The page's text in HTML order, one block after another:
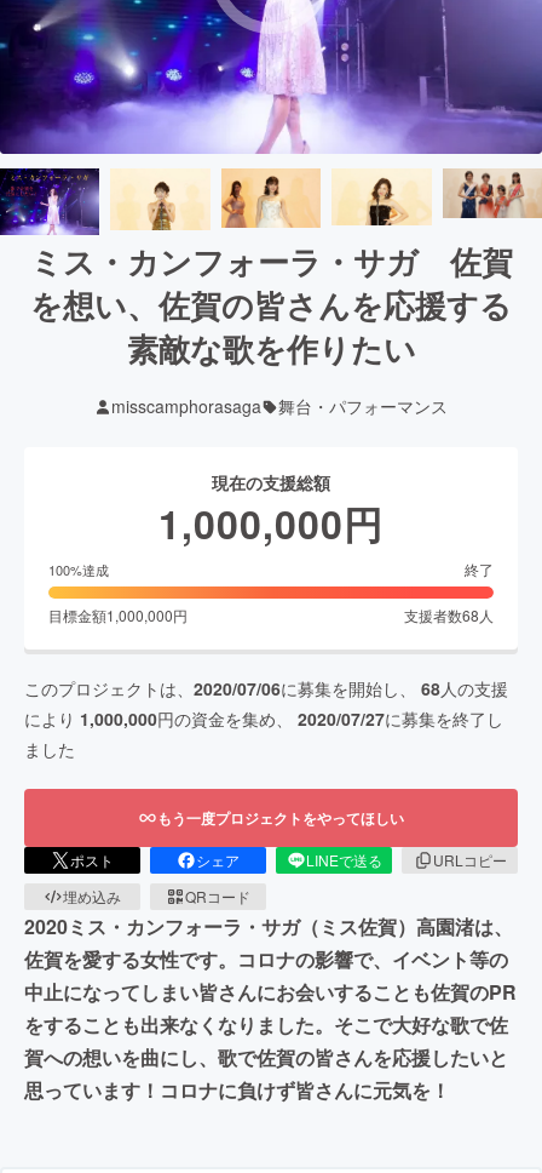
ミス・カンフォーラ・サガ 佐賀
を想い、佐賀の皆さんを応援する
素敵な歌を作りたい
misscamphorasaga 舞台・パフォーマンス
現在の支援総額
1,000,000円
100%達成 終了
目標金額1,000,000円 支援者数68 人
このプロジェクトは、 2020/07/06に募集を開始し、 68人の支援
により 1,000,000円の資金を集め、 2020/07/27に募集を終了し
ました
もう一度プロジェクトをやってほしい
ポスト シェア LINEで送る
URLコピー
埋め込み
QRコード
2020ミス・カンフォーラ・サガ（ミス佐賀）高園渚は、
佐賀を愛する女性です。コロナの影響で、イベント等の
中止になってしまい皆さんにお会いすることも佐賀のPR
をすることも出来なくなりました。そこで大好な歌で佐
賀への想いを曲にし、歌で佐賀の皆さんを応援したいと
思っています！コロナに負けず皆さんに元気を！